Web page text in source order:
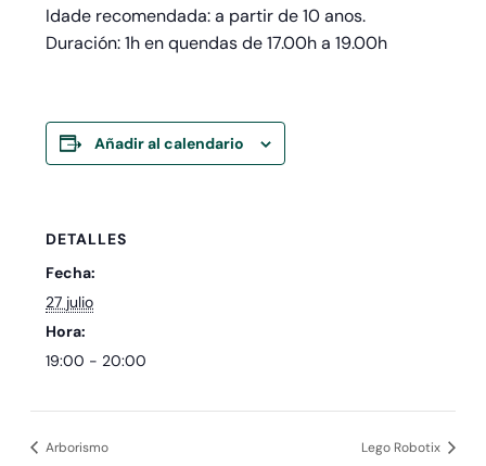
Idade recomendada: a partir de 10 anos.
Duración: 1h en quendas de 17.00h a 19.00h
Añadir al calendario
DETALLES
Fecha:
27 julio
Hora:
19:00 - 20:00
Arborismo Lego Robotix